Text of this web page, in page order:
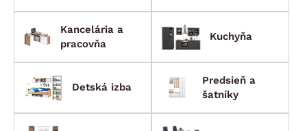
Kancelária a
pracovňa
Kuchyňa
Detská izba
Predsieň a
šatníky